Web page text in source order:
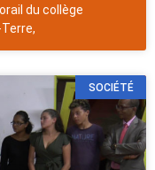
du collège
SOCIÉTÉ